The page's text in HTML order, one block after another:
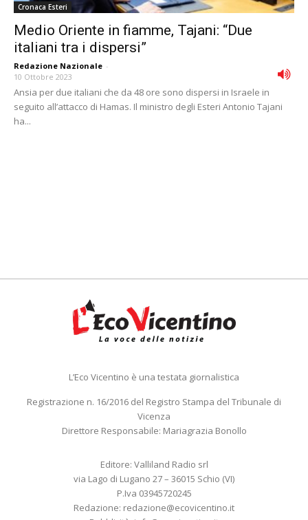
Cronaca Esteri
Medio Oriente in fiamme, Tajani: “Due
italiani tra i dispersi”
Redazione Nazionale -
10 Ottobre 2023
Ansia per due italiani che da 48 ore sono dispersi in Israele in
seguito all’attacco di Hamas. Il ministro degli Esteri Antonio Tajani
ha...
L’Eco Vicentino è una testata giornalistica
Registrazione n. 16/2016 del Registro Stampa del Tribunale di
Vicenza
Direttore Responsabile: Mariagrazia Bonollo
Editore: Valliland Radio srl
via Lago di Lugano 27 – 36015 Schio (VI)
P.Iva 03945720245
Redazione: redazione@ecovicentino.it